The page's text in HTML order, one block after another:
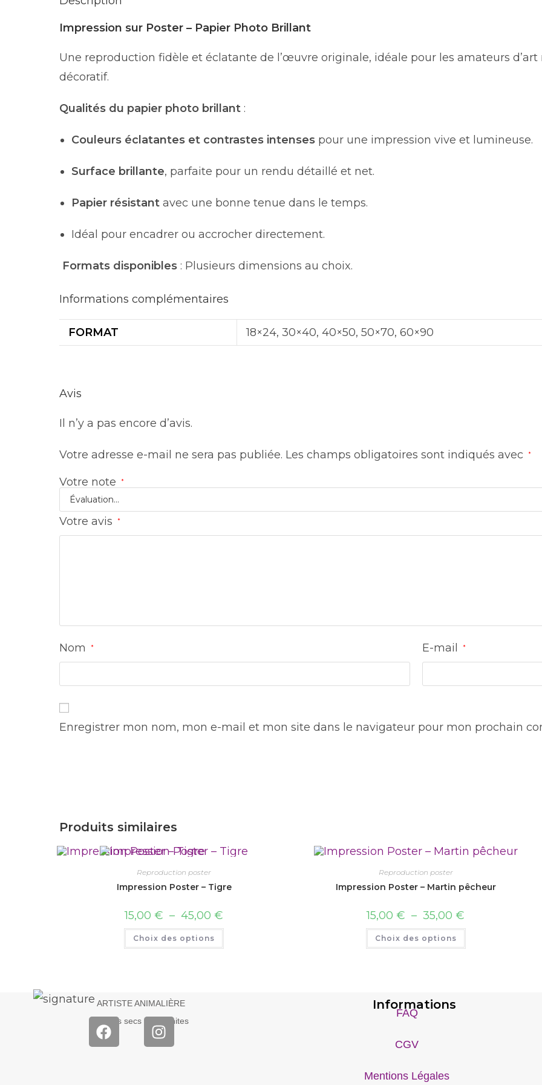
Impression sur Poster – Papier Photo Brillant
Une reproduction fidèle et éclatante de l’œuvre originale, idéale pour les amateurs
décoratif.
Qualités du papier photo brillant :
Couleurs éclatantes et contrastes intenses pour une impression vive et lumineuse.
Surface brillante, parfaite pour un rendu détaillé et net.
Papier résistant avec une bonne tenue dans le temps.
Idéal pour encadrer ou accrocher directement.
Formats disponibles : Plusieurs dimensions au choix.
Informations complémentaires
FORMAT 18×24, 30×40, 40×50, 50×70, 60×90
Avis
Il n’y a pas encore d’avis.
Votre adresse e-mail ne sera pas publiée. Les champs obligatoires sont indiqués avec *
Votre note *
Votre avis *
Nom * E-mail *
Enregistrer mon nom, mon e-mail et mon site dans le navigateur pour mon prochain
Produits similaires
Reproduction poster
Impression Poster – Tigre
15,00 € – 45,00 €
Choix des options
Reproduction poster
Impression Poster – Martin pêcheur
15,00 € – 35,00 €
Choix des options
ARTISTE ANIMALIÈRE
Pastels secs – Graphites
Informations
FAQ
CGV
Mentions Légales